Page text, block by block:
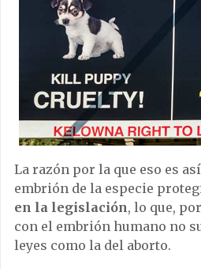
La razón por la que eso es
embrión de la especie
en la legislación, lo que,
con el embrión humano no
leyes como la del aborto.